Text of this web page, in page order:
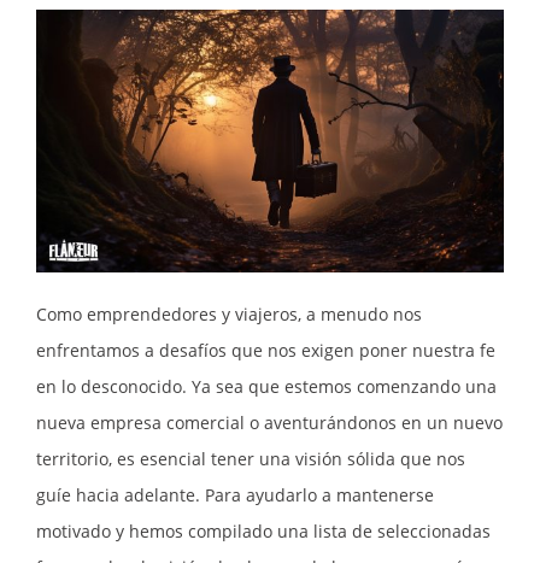
Como emprendedores y viajeros, a menudo nos
enfrentamos a desafíos que nos exigen poner nuestra fe
en lo desconocido. Ya sea que estemos comenzando una
nueva empresa comercial o aventurándonos en un nuevo
territorio, es esencial tener una visión sólida que nos
guíe hacia adelante. Para ayudarlo a mantenerse
motivado y hemos compilado una lista de seleccionadas